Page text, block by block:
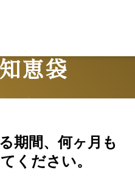
恵袋
期間、何ヶ月も
ください。